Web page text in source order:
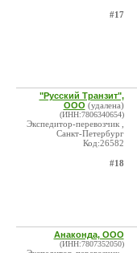
#17
"Русский Транзит",
ООО (удалена)
(ИНН:7806340654)
Экспедитор-перевозчик ,
Санкт-Петербург
Код:26582
#18
Анаконда, ООО
(ИНН:7807352050)